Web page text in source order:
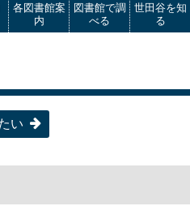
各図書館案
内
図書館で調
べる
世田谷を知
る
い